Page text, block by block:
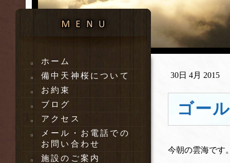
ホーム
備中天神桜について
お約束
ブログ
アクセス
メール・お電話での
お問い合わせ
施設のご案内
30日 4月 2015
ゴー
今朝の雲海です